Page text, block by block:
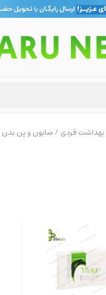
بهداشت فردی/صابون و پن بدن